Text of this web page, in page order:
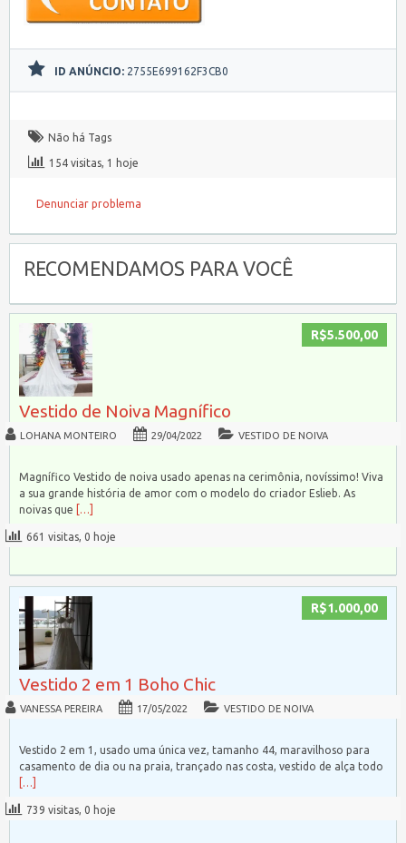
ID ANÚNCIO: 2755E699162F3CB0
Não há Tags
154 visitas, 1 hoje
Denunciar problema
RECOMENDAMOS PARA VOCÊ
R$5.500,00
Vestido de Noiva Magnífico
LOHANA MONTEIRO 29/04/2022 VESTIDO DE NOIVA
Magnífico Vestido de noiva usado apenas na cerimônia, novíssimo! Viva
a sua grande história de amor com o modelo do criador Eslieb. As
noivas que
[…]
661 visitas, 0 hoje
R$1.000,00
Vestido 2 em 1 Boho Chic
VANESSA PEREIRA 17/05/2022 VESTIDO DE NOIVA
Vestido 2 em 1, usado uma única vez, tamanho 44, maravilhoso para
casamento de dia ou na praia, trançado nas costa, vestido de alça todo
[…]
739 visitas, 0 hoje